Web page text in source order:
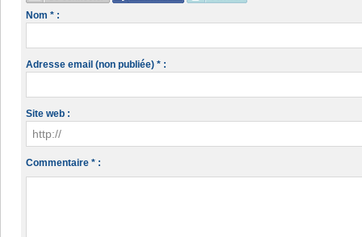
Nom * :
Adresse email (non publiée) * :
Site web :
Commentaire * :